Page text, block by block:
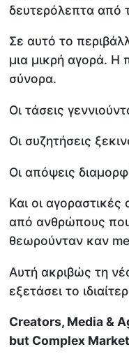
δευτερόλεπτα από
Σε αυτό το
μια μικρή αγορά. Η
σύνορα.
Οι τάσεις
Οι συζητήσεις
Οι απόψεις
Και οι
από ανθρώπους που
θεωρούνταν καν
Αυτή ακριβώς τη
εξετάσει το
Creators, Media &
but Complex Market